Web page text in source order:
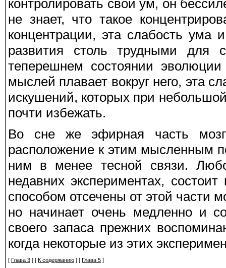
контролировать свой ум, он
не знает, что такое
концентрации, эта слабость ума
развития столь трудными для
теперешнем состоянии
мыслей плавает вокруг него, эта
искушений, которых при
почти избежать.
Во сне же эфирная часть
расположение к этим мысленным
ним в менее тесной связи.
недавних экспериментах,
способом отсечены от этой части
но начинает очень медленно и
своего запаса прежних
когда некоторые из этих
[ Глава 3 ] [ К содержанию ] [ Глава 5 ]